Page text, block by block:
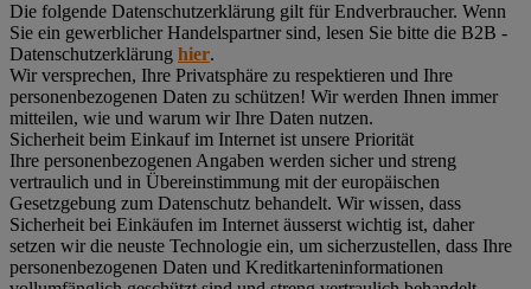
Die folgende Datenschutzerklärung gilt für Endverbraucher. Wenn
Sie ein gewerblicher Handelspartner sind, lesen Sie bitte die B2B -
Datenschutzerklärung hier.
Wir versprechen, Ihre Privatsphäre zu respektieren und Ihre
personenbezogenen Daten zu schützen! Wir werden Ihnen immer
mitteilen, wie und warum wir Ihre Daten nutzen.
Sicherheit beim Einkauf im Internet ist unsere Priorität
Ihre personenbezogenen Angaben werden sicher und streng
vertraulich und in Übereinstimmung mit der europäischen
Gesetzgebung zum Datenschutz behandelt. Wir wissen, dass
Sicherheit bei Einkäufen im Internet äusserst wichtig ist, daher
setzen wir die neuste Technologie ein, um sicherzustellen, dass Ihre
personenbezogenen Daten und Kreditkarteninformationen